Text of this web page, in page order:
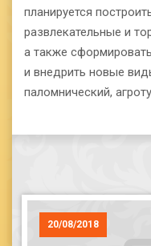
планируется
развлекательные и
а также
и внедрить новые
паломнический,
20/08/2018